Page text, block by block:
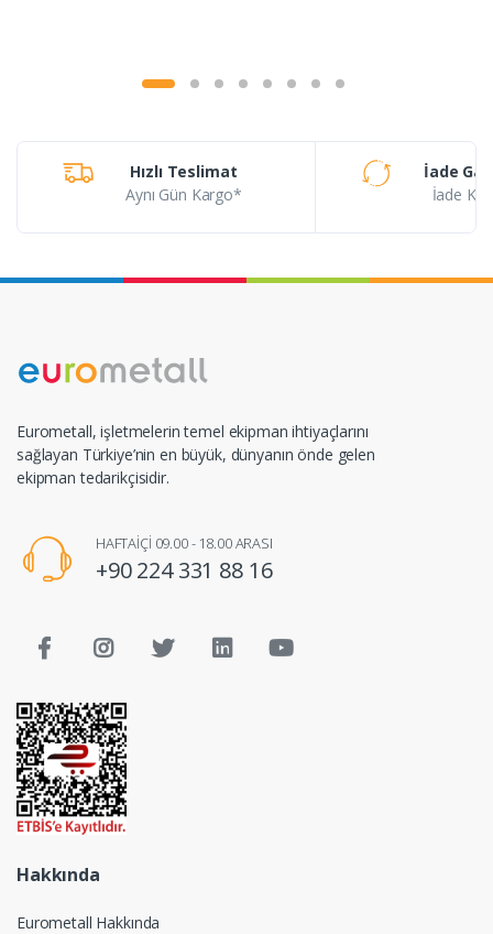
Hızlı Teslimat
Aynı Gün Kargo*
İade
İade
Eurometall, işletmelerin temel ekipman ihtiyaçlarını
sağlayan Türkiye’nin en büyük, dünyanın önde gelen
ekipman tedarikçisidir.
HAFTAİÇİ 09.00 - 18.00 ARASI
+90 224 331 88 16
Hakkında
Eurometall Hakkında